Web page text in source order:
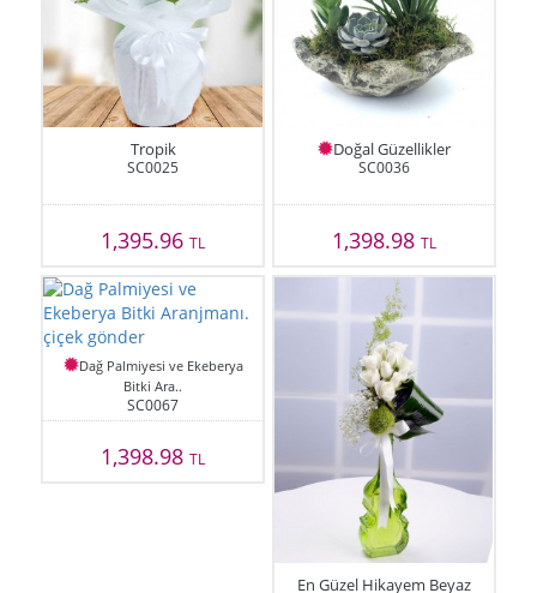
Tropik
SC0025
1,395.96TL
Doğal Güzellikler
SC0036
1,398.98 TL
Dağ Palmiyesi ve Ekeberya
Bitki Ara..
SC0067
1,398.98TL
En Güzel Hikayem Beyaz